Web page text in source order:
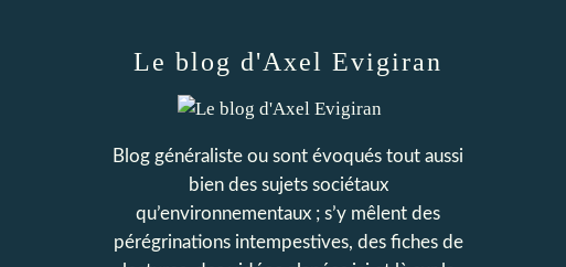
Le blog d'Axel Evigiran
Blog généraliste ou sont évoqués tout aussi
bien des sujets sociétaux
qu’environnementaux ; s’y mêlent des
pérégrinations intempestives, des fiches de